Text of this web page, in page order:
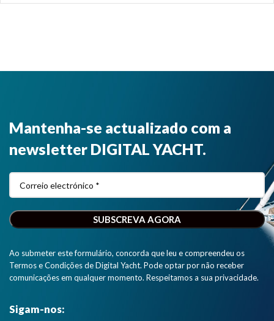
Mantenha-se actualizado com a
newsletter DIGITAL YACHT.
Ao submeter este formulário, concorda que leu e compreendeu os
Termos e Condições de Digital Yacht. Pode optar por não receber
comunicações em qualquer momento. Respeitamos a sua privacidade.
Sigam-nos: